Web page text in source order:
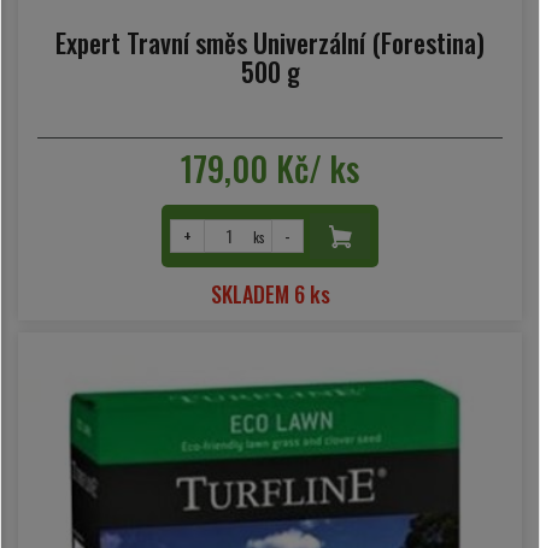
Expert Travní směs Univerzální (Forestina)
500 g
179,00 Kč/ ks
+ ks -
SKLADEM 6 ks